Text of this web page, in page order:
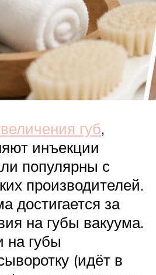
губ,
инъекции
популярны с
производителей.
достигается за
на губы вакуума.
на губы
(идёт в